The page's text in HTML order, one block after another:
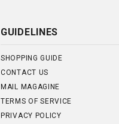
GUIDELINES
SHOPPING GUIDE
CONTACT US
MAIL MAGAGINE
TERMS OF SERVICE
PRIVACY POLICY